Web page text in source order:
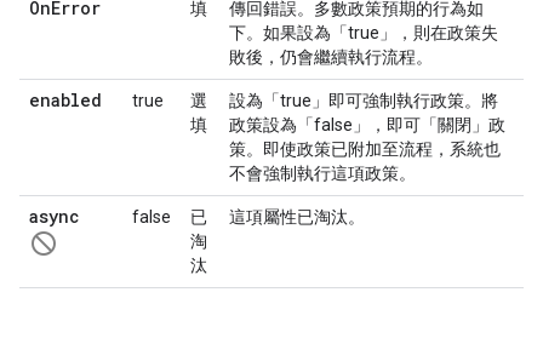
OnError
填
傳回錯誤。多數政策預期的行為如
下。如果設為「true」，則在政策失
敗後，仍會繼續執行流程。
enabled true
選
填
設為「true」即可強制執行政策。將
政策設為「false」，即可「關閉」政
策。即使政策已附加至流程，系統也
不會強制執行這項政策。
async
not_interested
false
已
淘
汰
這項屬性已淘汰。